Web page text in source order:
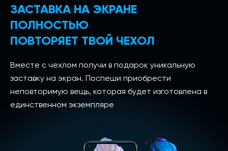
ЗАСТАВКА НА ЭКРАНЕ
ПОЛНОСТЬЮ
ПОВТОРЯЕТ ТВОЙ ЧЕХОЛ
Вместе с чехлом получи в подарок уникальную
заставку на экран. Поспеши приобрести
неповторимую вещь, которая будет изготовлена в
единственном экземпляре